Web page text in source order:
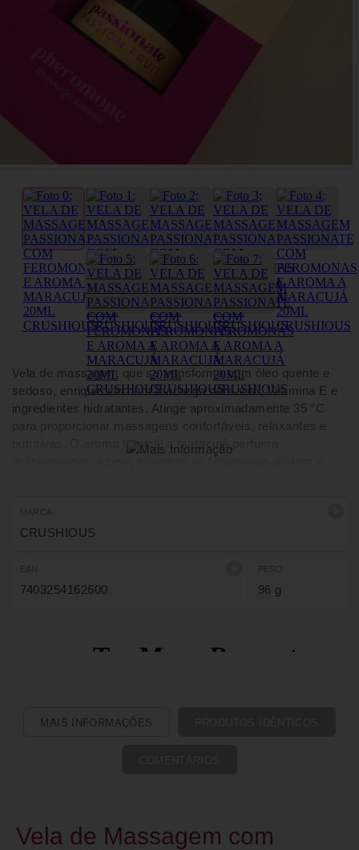
Vela de massagem que se transforma num óleo quente e
sedoso, enriquecido com manteiga de Karité, Vitamina E e
ingredientes hidratantes. Atinge aproximadamente 35 °C
para proporcionar massagens confortáveis, relaxantes e
nutritivas. O aroma tropical a maracujá perfuma
delicadamente a pele, enquanto as feromonas ajudam a
CRUSHIOUS
7403254162600 96 g
MAIS INFORMAÇÕES
Vela de Massagem com